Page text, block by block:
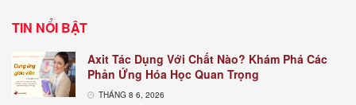
TIN NỔI BẬT
Axit Tác Dụng Với Chất Nào? Khám Phá Các
Phản Ứng Hóa Học Quan Trọng
THÁNG 8 6, 2026